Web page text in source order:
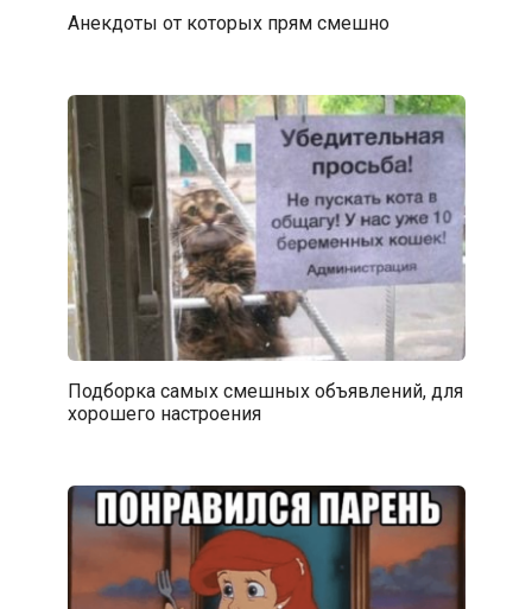
Анекдоты от которых прям смешно
Подборка самых смешных объявлений, для
хорошего настроения